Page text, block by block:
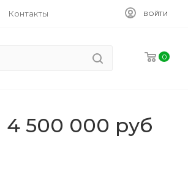
Контакты ВОЙТИ
0
500 000 руб